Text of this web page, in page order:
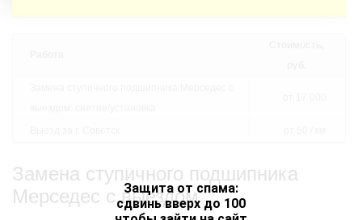
Защита от спама:
сдвинь вверх до 100
Замена ступичного подшипника
Мерседес с выездом